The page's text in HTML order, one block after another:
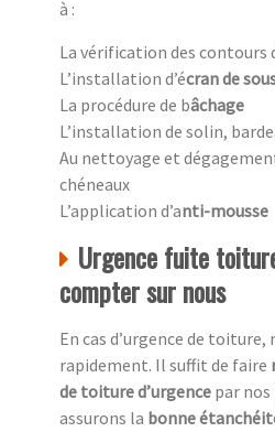
à :
La vérification des contours
L’installation d’écran de
La procédure de bâchage
L’installation de solin,
Au nettoyage et
chéneaux
L’application d’anti-mousse
Urgence fuite
compter sur nous
En cas d’urgence de
rapidement. Il suffit de faire
de toiture d’urgence par
assurons la bonne